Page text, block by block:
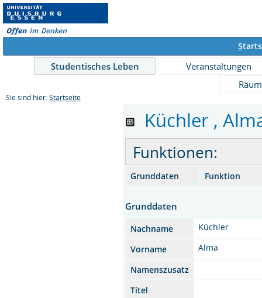
S
Studentisches Leben
Veranstaltungen
Sie sind hier: Startseite
Küchler ,
Funktionen:
Grunddaten Funktion
Grunddaten
Nachname
Küchler
Vorname
Alma
Namenszusatz
Titel